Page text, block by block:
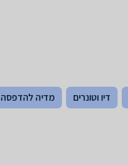
דיו וטונרים מדיה להדפסה